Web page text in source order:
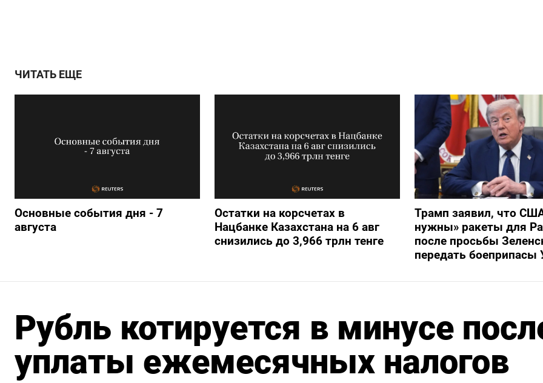
ЧИТАТЬ ЕЩЕ
Основные события дня - 7
августа
Остатки на корсчетах в
Нацбанке Казахстана на 6 авг
снизились до 3,966 трлн тенге
Трамп заявил, что
нужны» ракеты для
после просьбы
передать боеприпасы
Рубль котируется в минусе
уплаты ежемесячных налогов